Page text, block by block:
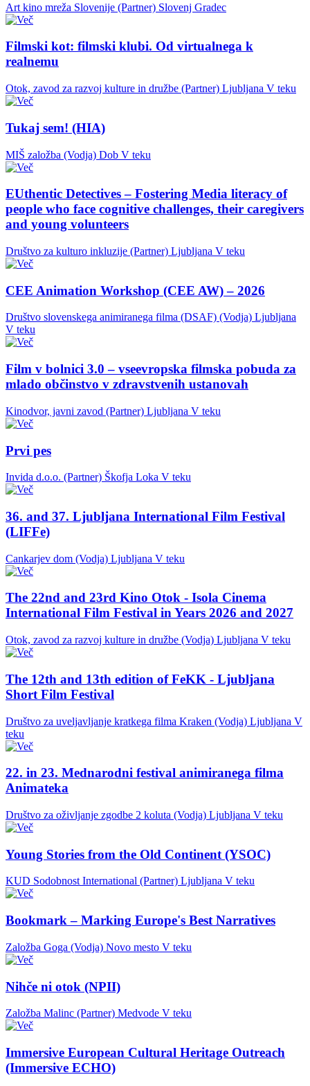
Art kino mreža Slovenije (Partner) Slovenj Gradec
Filmski kot: filmski klubi. Od virtualnega k
realnemu
Otok, zavod za razvoj kulture in družbe (Partner) Ljubljana V teku
Tukaj sem! (HIA)
MIŠ založba (Vodja) Dob V teku
EUthentic Detectives – Fostering Media literacy of
people who face cognitive challenges, their caregivers
and young volunteers
Društvo za kulturo inkluzije (Partner) Ljubljana V teku
CEE Animation Workshop (CEE AW) – 2026
Društvo slovenskega animiranega filma (DSAF) (Vodja) Ljubljana
V teku
Film v bolnici 3.0 – vseevropska filmska pobuda za
mlado občinstvo v zdravstvenih ustanovah
Kinodvor, javni zavod (Partner) Ljubljana V teku
Prvi pes
Invida d.o.o. (Partner) Škofja Loka V teku
36. and 37. Ljubljana International Film Festival
(LIFFe)
Cankarjev dom (Vodja) Ljubljana V teku
The 22nd and 23rd Kino Otok - Isola Cinema
International Film Festival in Years 2026 and 2027
Otok, zavod za razvoj kulture in družbe (Vodja) Ljubljana V teku
The 12th and 13th edition of FeKK - Ljubljana
Short Film Festival
Društvo za uveljavljanje kratkega filma Kraken (Vodja) Ljubljana V
teku
22. in 23. Mednarodni festival animiranega filma
Animateka
Društvo za oživljanje zgodbe 2 koluta (Vodja) Ljubljana V teku
Young Stories from the Old Continent (YSOC)
KUD Sodobnost International (Partner) Ljubljana V teku
Bookmark – Marking Europe's Best Narratives
Založba Goga (Vodja) Novo mesto V teku
Nihče ni otok (NPII)
Založba Malinc (Partner) Medvode V teku
Immersive European Cultural Heritage Outreach
(Immersive ECHO)